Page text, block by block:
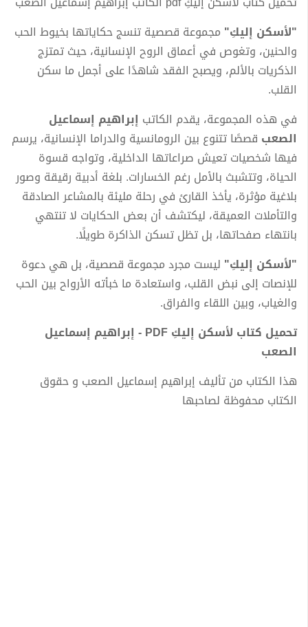
"لأسكن إليكِ" مجموعة قصصية تنسج حكاياتها بخيوط الحب
والحنين، وتغوص في أعماق الروح الإنسانية، حيث تمتزج
الذكريات بالألم، ويصبح الفقد شاهدًا على أجمل ما سكن
القلب.
في هذه المجموعة، يقدم الكاتب إبراهيم إسماعيل
الصعب قصصًا تتنوع بين الرومانسية والدراما الإنسانية، يرسم
فيها شخصيات تعيش صراعاتها الداخلية، وتواجه قسوة
الحياة، وتتشبث بالأمل رغم الخسارات. بلغة أدبية رقيقة وصور
بلاغية مؤثرة، يأخذ القارئ في رحلة مليئة بالمشاعر الصادقة
والتأملات العميقة، ليكتشف أن بعض الحكايات لا تنتهي
بانتهاء صفحاتها، بل تظل تسكن الذاكرة طويلًا.
"لأسكن إليكِ" ليست مجرد مجموعة قصصية، بل هي دعوة
للإنصات إلى نبض القلب، واستعادة ما خبأته الأرواح بين الحب
والغياب، وبين اللقاء والفراق.
تحميل كتاب لأسكن إليكِ PDF - إبراهيم إسماعيل
الصعب
هذا الكتاب من تأليف إبراهيم إسماعيل الصعب و حقوق
الكتاب محفوظة لصاحبها